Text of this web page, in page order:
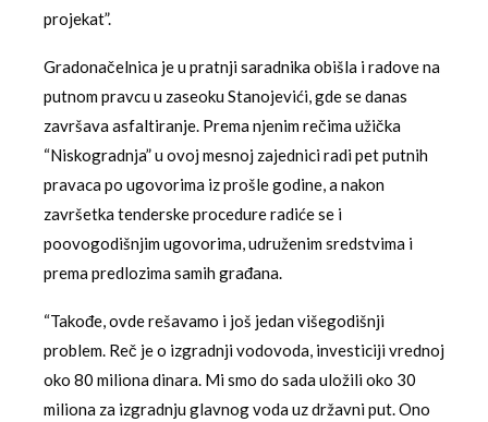
projekat”.
Gradonačelnica je u pratnji saradnika obišla i radove na
putnom pravcu u zaseoku Stanojevići, gde se danas
završava asfaltiranje. Prema njenim rečima užička
“Niskogradnja” u ovoj mesnoj zajednici radi pet putnih
pravaca po ugovorima iz prošle godine, a nakon
završetka tenderske procedure radiće se i
poovogodišnjim ugovorima, udruženim sredstvima i
prema predlozima samih građana.
“Takođe, ovde rešavamo i još jedan višegodišnji
problem. Reč je o izgradnji vodovoda, investiciji vrednoj
oko 80 miliona dinara. Mi smo do sada uložili oko 30
miliona za izgradnju glavnog voda uz državni put. Ono